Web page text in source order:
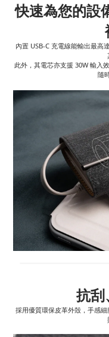
快速為您的設
內置 USB-C 充電線能輸出最高
此外，其電芯亦支援 30W 輸入
隨
抗刮
採用優質環保皮革外殼，手感